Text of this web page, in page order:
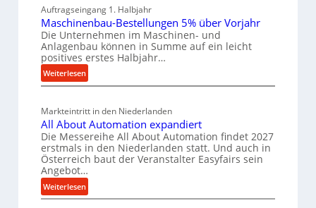
i
l
e
n
i
r
k
z
e
g
a
u
p
r
e
e
W
r
s
h
a
f
t
i
a
t
e
r
i
a
l
e
r
s
o
u
Auftragseingang 1. Halbjahr
Maschinenbau-Bestellungen 5% über Vorjahr
Die Unternehmen im Maschinen- und
Anlagenbau können in Summe auf ein leicht
positives erstes Halbjahr…
Weiterlesen:
M
s
c
h
i
n
e
n
Markteintritt in den Niederlanden
All About Automation expandiert
Die Messereihe All About Automation findet 2027
erstmals in den Niederlanden statt. Und auch in
Österreich baut der Veranstalter Easyfairs sein
Angebot…
Weiterlesen:
A